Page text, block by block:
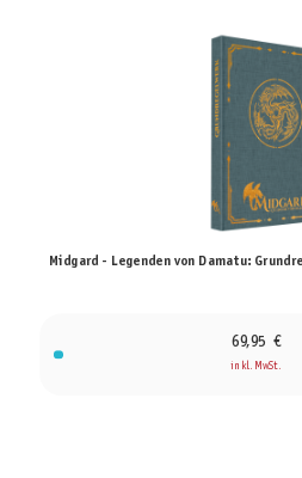
Midgard - Legenden von Damatu:
69,95 €
inkl. MwSt.